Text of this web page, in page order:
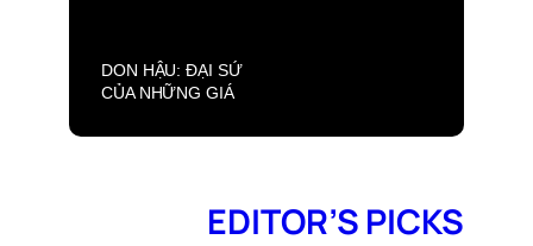
DON HẬU: ĐẠI SỨ
CỦA NHỮNG GIÁ
LƯU
EDITOR’S PICKS